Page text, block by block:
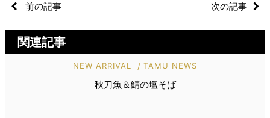
前の記事 次の記事
関連記事
NEW ARRIVAL TAMU NEWS
秋刀魚＆鯖の塩そば